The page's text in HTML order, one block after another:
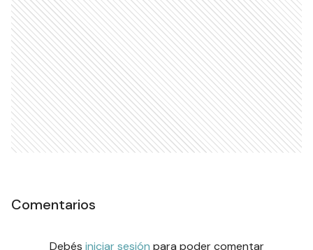
Comentarios
Debés iniciar sesión para poder comentar